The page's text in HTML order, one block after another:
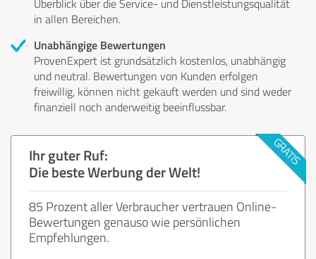
Überblick über die Service- und Dienstleistungsqualität
in allen Bereichen.
Unabhängige Bewertungen
ProvenExpert ist grundsätzlich kostenlos, unabhängig
und neutral. Bewertungen von Kunden erfolgen
freiwillig, können nicht gekauft werden und sind weder
finanziell noch anderweitig beeinflussbar.
Ihr guter Ruf:
Die beste Werbung der Welt!
85 Prozent aller Verbraucher vertrauen Online-
Bewertungen genauso wie persönlichen
Empfehlungen.